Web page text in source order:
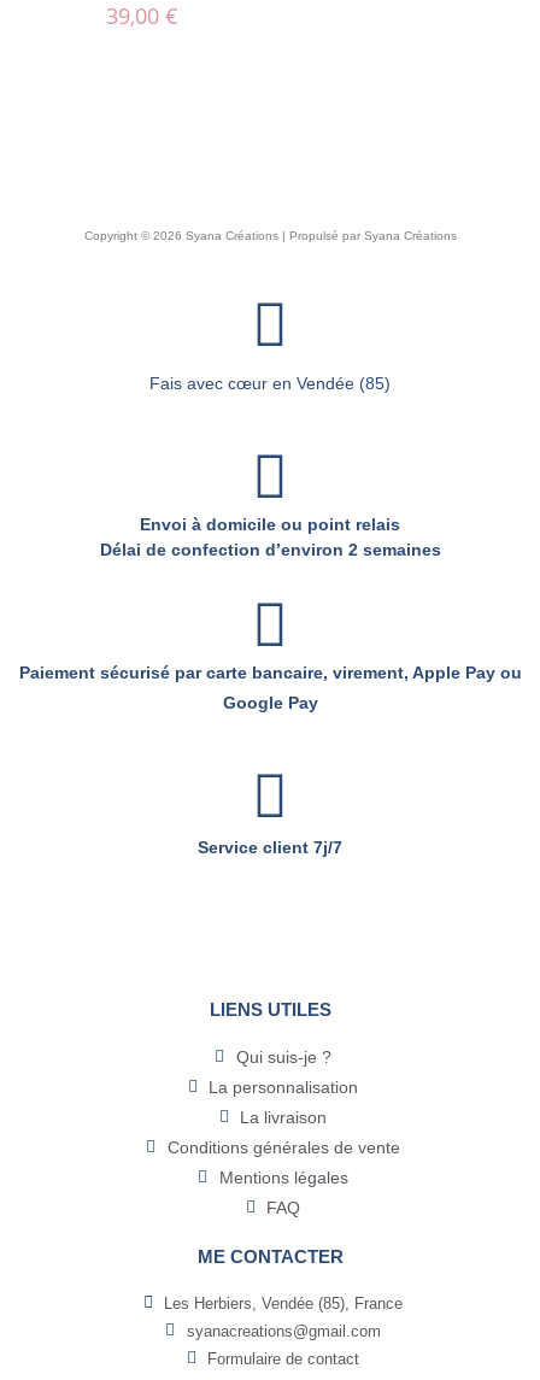
39,00€
Copyright © 2026 Syana Créations | Propulsé par Syana Créations
Fais avec cœur en Vendée (85)
Envoi à domicile ou point relais
Délai de confection d’environ 2 semaines
Paiement sécurisé par carte bancaire, virement, Apple Pay ou
Google Pay
Service client 7j/7
LIENS UTILES
Qui suis-je ?
La personnalisation
La livraison
Conditions générales de vente
Mentions légales
FAQ
ME CONTACTER
Les Herbiers, Vendée (85), France
syanacreations@gmail.com
Formulaire de contact